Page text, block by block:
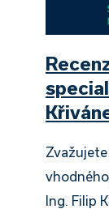
Ing. Filip